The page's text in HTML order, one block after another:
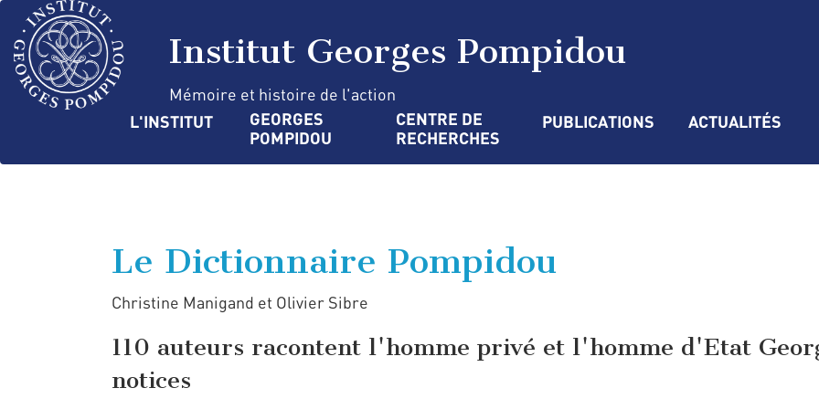
Aller
au
contenu
principal
Institut Georges Pompidou
Mémoire et histoire de l'action
Navigation
L'INSTITUT
GEORGES
POMPIDOU
CENTRE DE
RECHERCHES
PUBLICATIONS ACTUALITÉS
Le Dictionnaire Pompidou
Christine Manigand et Olivier Sibre
110 auteurs racontent l'homme privé et l'homme d'Etat
notices
Panneau de gestion des cookies